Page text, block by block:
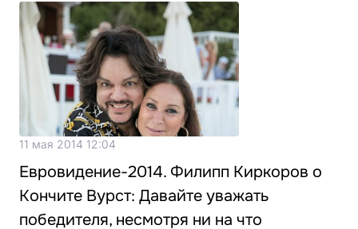
11 мая 2014 12:04
Евровидение-2014. Филипп Киркоров о
Кончите Вурст: Давайте уважать
победителя, несмотря ни на что